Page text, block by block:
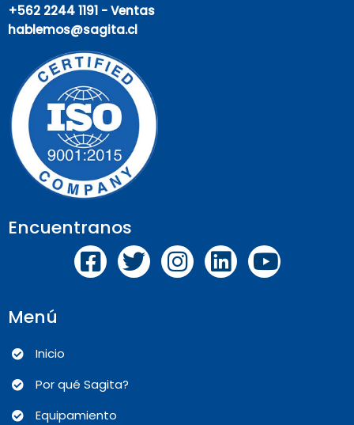
+562 2244 1191 - Ventas
hablemos@sagita.cl
Encuentranos
Menú
Inicio
Por qué Sagita?
Equipamiento